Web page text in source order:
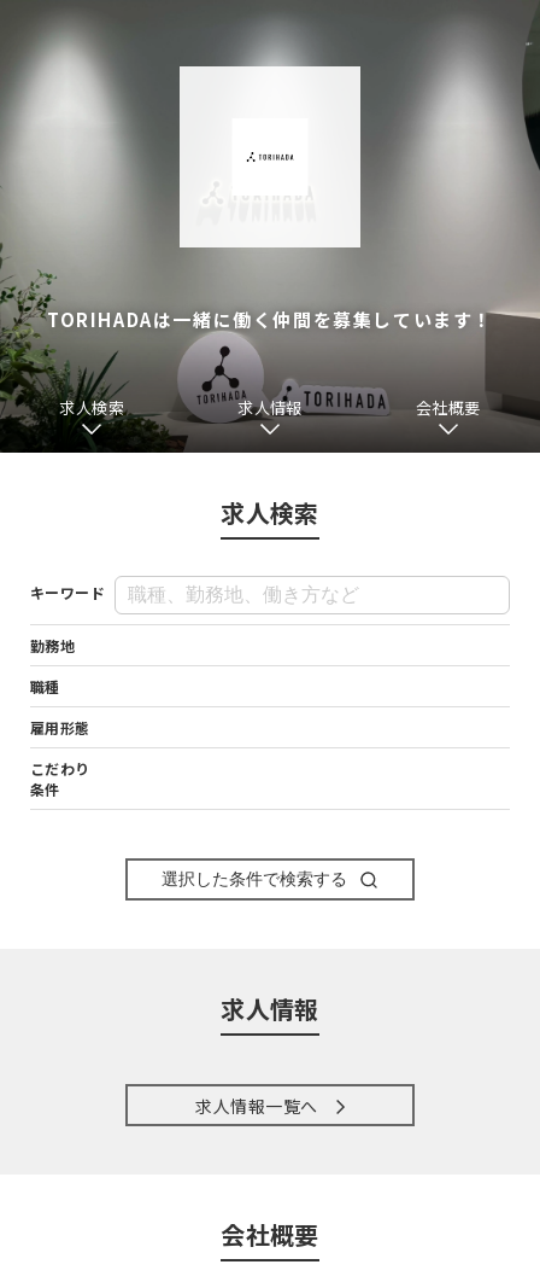
TORIHADAは一緒に働く仲間を募集しています！
求人検索 求人情報 会社概要
求人検索
キーワード
勤務地
職種
雇用形態
こだわり
条件
選択した条件で検索する
求人情報
求人情報一覧へ
会社概要